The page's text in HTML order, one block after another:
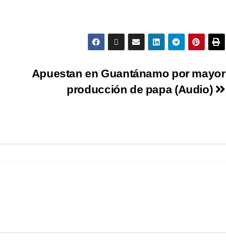
Apuestan en Guantánamo por mayor
producción de papa (Audio)